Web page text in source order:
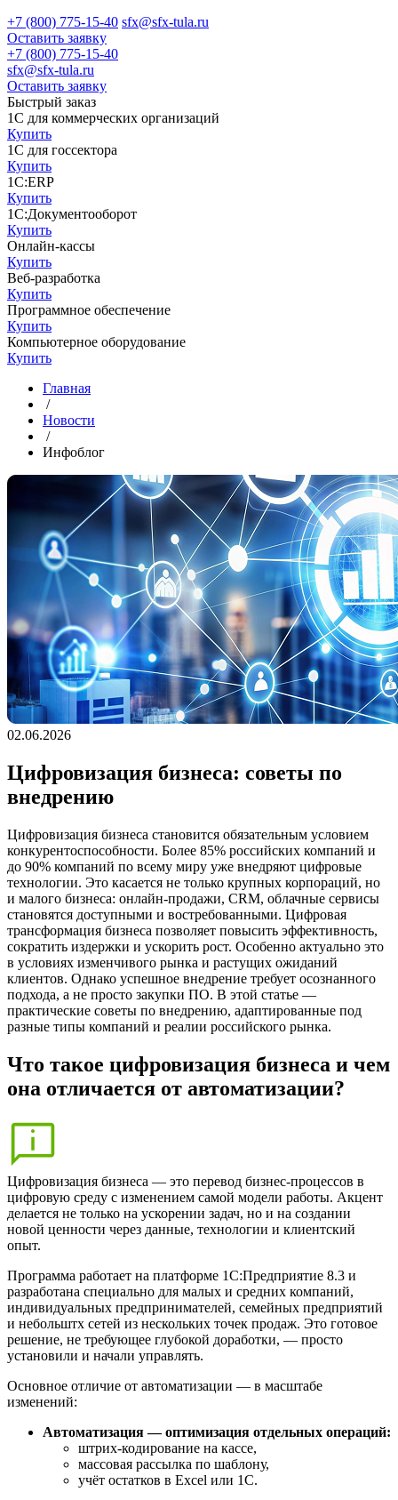
+7 (800) 775-15-40 sfx@sfx-tula.ru
Оставить заявку
+7 (800) 775-15-40
sfx@sfx-tula.ru
Оставить заявку
Быстрый заказ
1С для коммерческих организаций
Купить
1С для госсектора
Купить
1С:ERP
Купить
1С:Документооборот
Купить
Онлайн-кассы
Купить
Веб-разработка
Купить
Программное обеспечение
Купить
Компьютерное оборудование
Купить
Главная
/
Новости
/
Инфоблог
02.06.2026
Цифровизация бизнеса: советы по
внедрению
Цифровизация бизнеса становится обязательным условием
конкурентоспособности. Более 85% российских компаний и
до 90% компаний по всему миру уже внедряют цифровые
технологии. Это касается не только крупных корпораций, но
и малого бизнеса: онлайн-продажи, CRM, облачные сервисы
становятся доступными и востребованными. Цифровая
трансформация бизнеса позволяет повысить эффективность,
сократить издержки и ускорить рост. Особенно актуально это
в условиях изменчивого рынка и растущих ожиданий
клиентов. Однако успешное внедрение требует осознанного
подхода, а не просто закупки ПО. В этой статье —
практические советы по внедрению, адаптированные под
разные типы компаний и реалии российского рынка.
Что такое цифровизация бизнеса и чем
она отличается от автоматизации?
Цифровизация бизнеса — это перевод бизнес-процессов в
цифровую среду с изменением самой модели работы. Акцент
делается не только на ускорении задач, но и на создании
новой ценности через данные, технологии и клиентский
опыт.
Программа работает на платформе 1С:Предприятие 8.3 и
разработана специально для малых и средних компаний,
индивидуальных предпринимателей, семейных предприятий
и небольштх сетей из нескольких точек продаж. Это готовое
решение, не требующее глубокой доработки, — просто
установили и начали управлять.
Основное отличие от автоматизации — в масштабе
изменений:
Автоматизация — оптимизация отдельных операций:
штрих-кодирование на кассе,
массовая рассылка по шаблону,
учёт остатков в Excel или 1С.